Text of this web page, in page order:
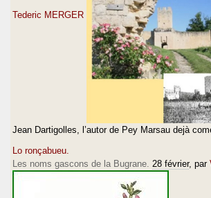
Tederic MERGER
Jean Dartigolles, l’autor de Pey Marsau dejà
Lo ronçabueu.
Les noms gascons de la Bugrane. 28 février, par